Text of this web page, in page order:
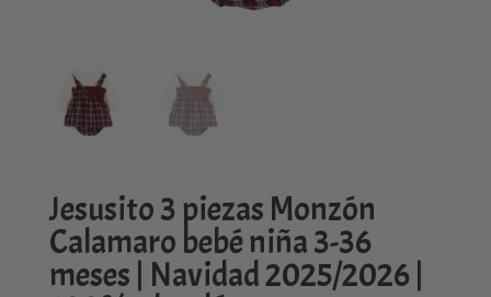
Jesusito 3 piezas Monzón
Calamaro bebé niña 3-36
meses | Navidad 2025/2026 |